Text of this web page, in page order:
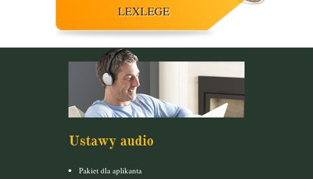
LEXLEGE
Ustawy audio
Pakiet dla aplikanta